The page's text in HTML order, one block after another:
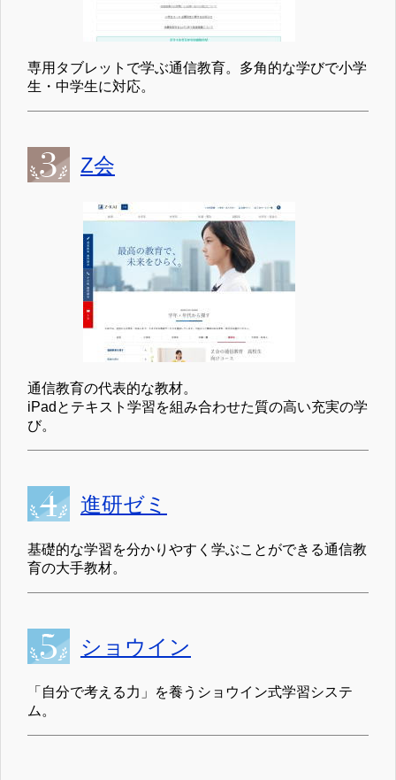
専用タブレットで学ぶ通信教育。多角的な学びで小学
生・中学生に対応。
Z会
通信教育の代表的な教材。
iPadとテキスト学習を組み合わせた質の高い充実の学
び。
進研ゼミ
基礎的な学習を分かりやすく学ぶことができる通信教
育の大手教材。
ショウイン
「自分で考える力」を養うショウイン式学習システ
ム。